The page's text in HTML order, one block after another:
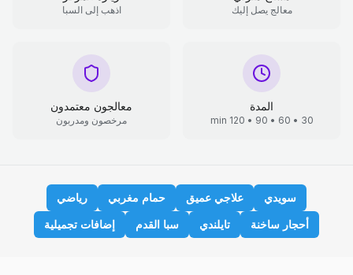
معالج يصل إليك اذهب إلى السبا
المدة
30 • 60 • 90 • 120 min
معالجون معتمدون
مرخصون ومدربون
سويدي علاجي عميق حمام مغربي
رياضي
أحجار ساخنة
تايلندي سبا القدم إضافات تجميلية